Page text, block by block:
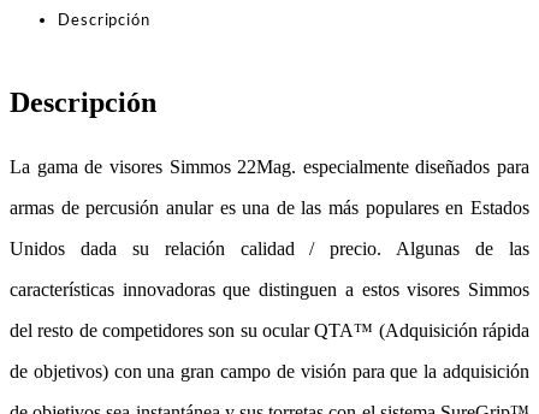
Descripción
Descripción
La gama de visores Simmos 22Mag. especialmente diseñados para
armas de percusión anular es una de las más populares en Estados
Unidos dada su relación calidad / precio. Algunas de las
características innovadoras que distinguen a estos visores Simmos
del resto de competidores son su ocular QTA™ (Adquisición rápida
de objetivos) con una gran campo de visión para que la adquisición